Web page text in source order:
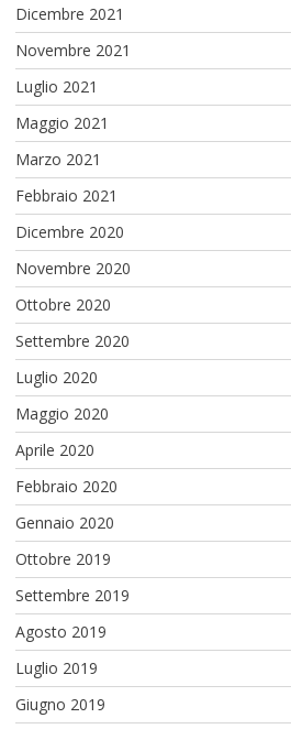
Dicembre 2021
Novembre 2021
Luglio 2021
Maggio 2021
Marzo 2021
Febbraio 2021
Dicembre 2020
Novembre 2020
Ottobre 2020
Settembre 2020
Luglio 2020
Maggio 2020
Aprile 2020
Febbraio 2020
Gennaio 2020
Ottobre 2019
Settembre 2019
Agosto 2019
Luglio 2019
Giugno 2019